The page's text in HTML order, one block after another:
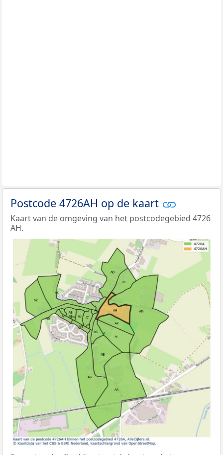
Postcode 4726AH op de kaart
Kaart van de omgeving van het postcodegebied 4726
AH.